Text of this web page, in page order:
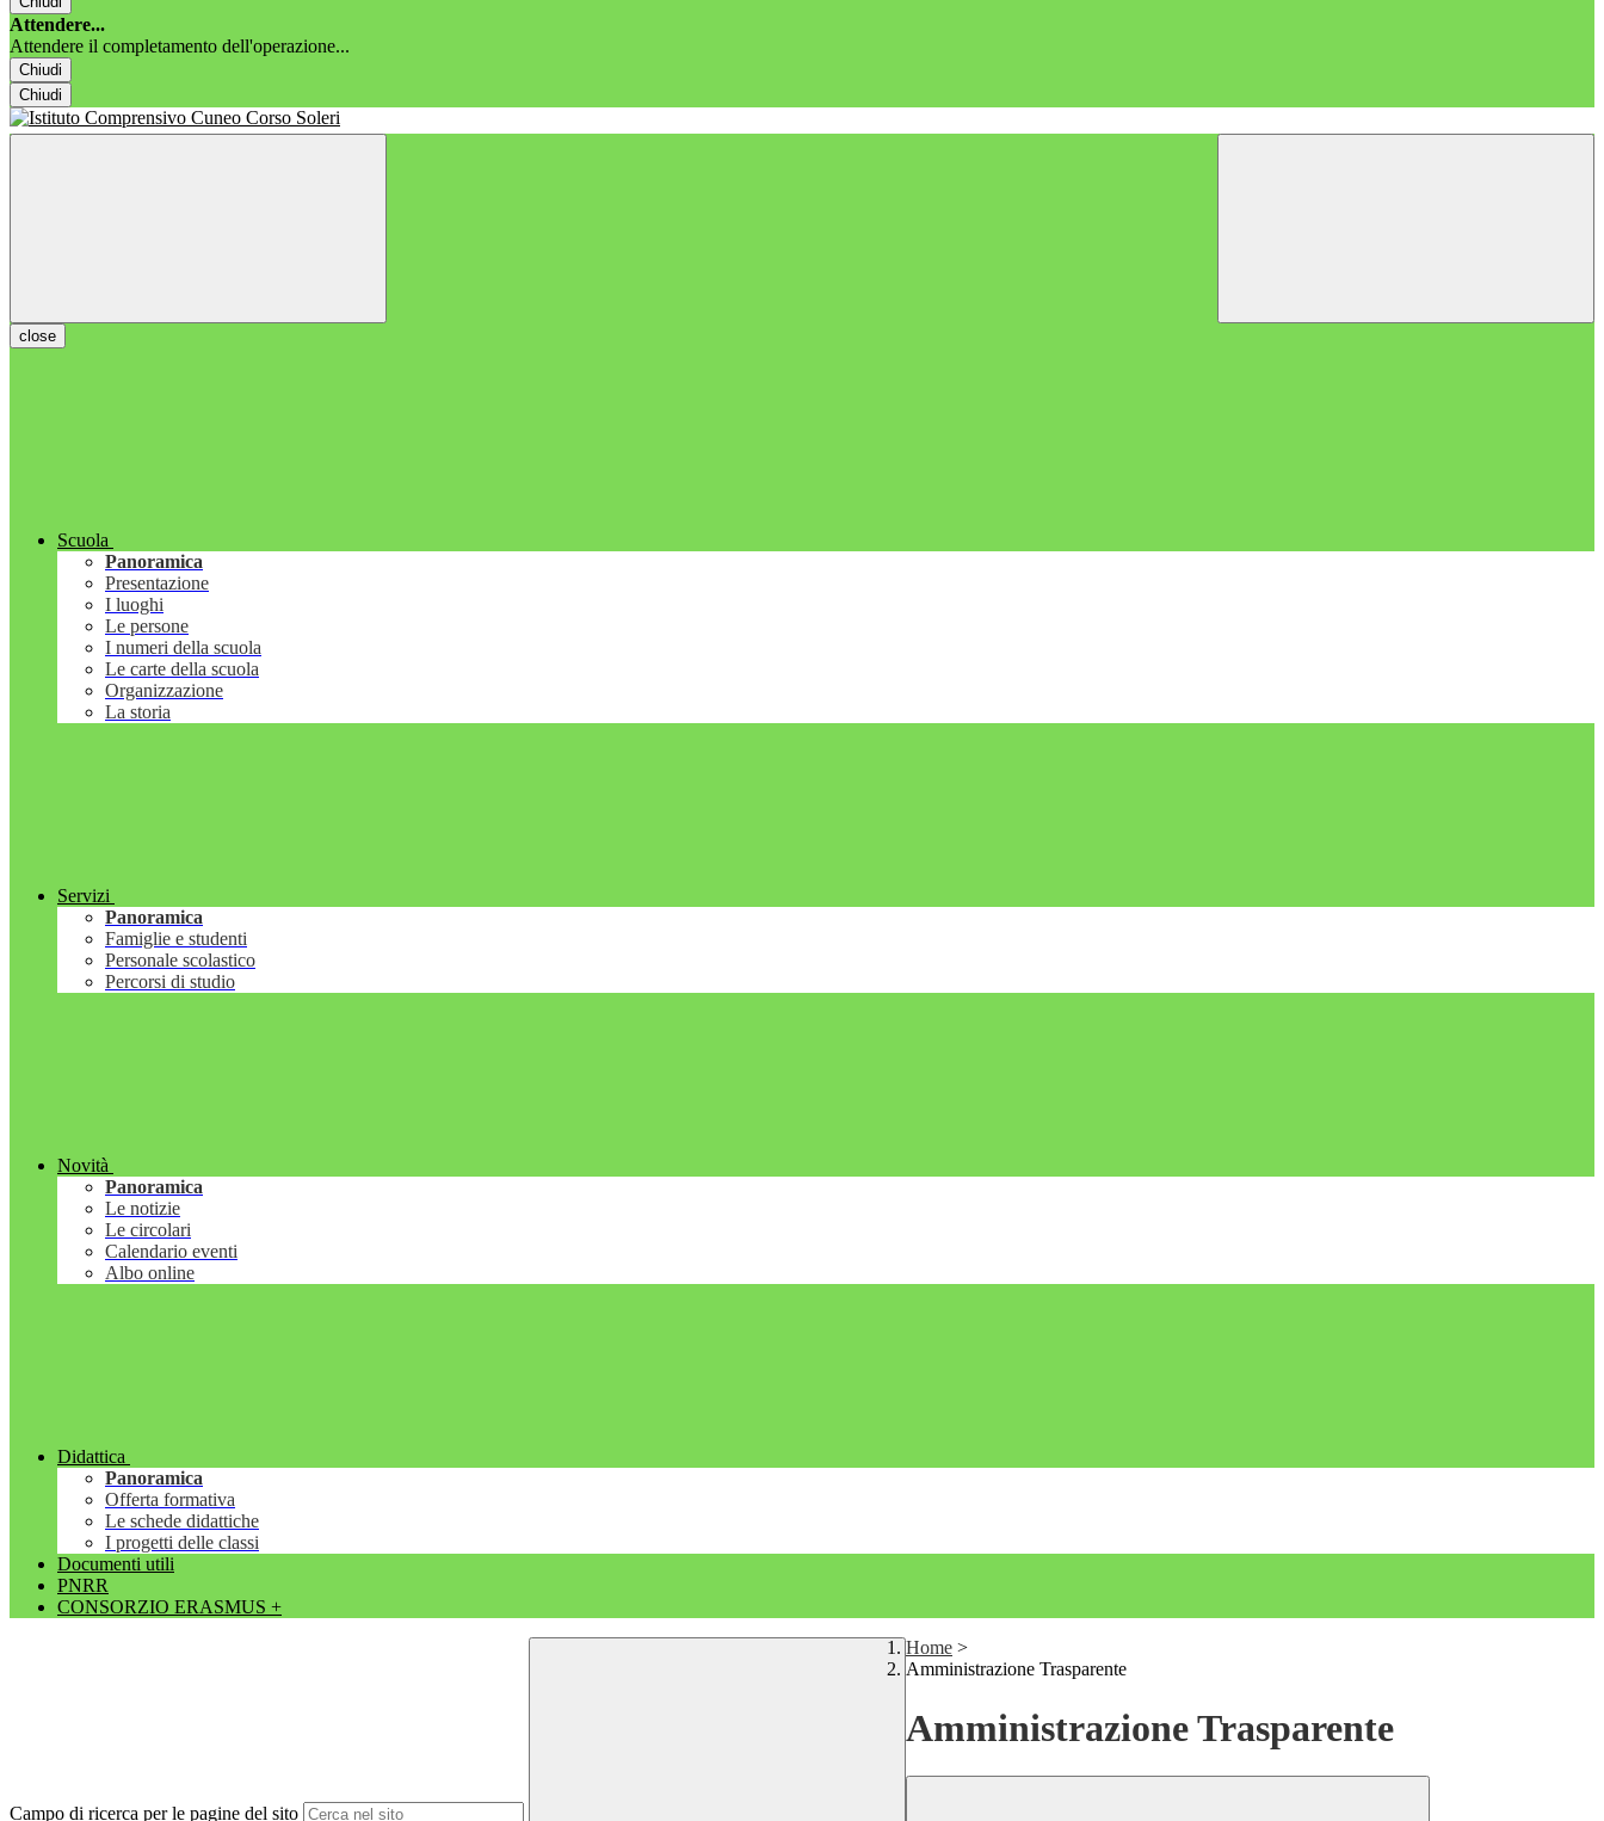
Attendere...
Attendere il completamento dell'operazione...
Chiudi
Chiudi
close
Scuola
Panoramica
Presentazione
I luoghi
Le persone
I numeri della scuola
Le carte della scuola
Organizzazione
La storia
Servizi
Panoramica
Famiglie e studenti
Personale scolastico
Percorsi di studio
Novità
Panoramica
Le notizie
Le circolari
Calendario eventi
Albo online
Didattica
Panoramica
Offerta formativa
Le schede didattiche
I progetti delle classi
Documenti utili
PNRR
CONSORZIO ERASMUS +
Campo di ricerca per le pagine del sito
Home >
Amministrazione Trasparente
Amministrazione Trasparente